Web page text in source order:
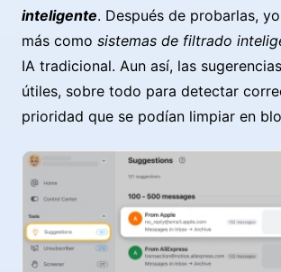
inteligente. Después de probarlas,
más como sistemas de filtrado
IA tradicional. Aun así, las
útiles, sobre todo para detectar
prioridad que se podían limpiar en